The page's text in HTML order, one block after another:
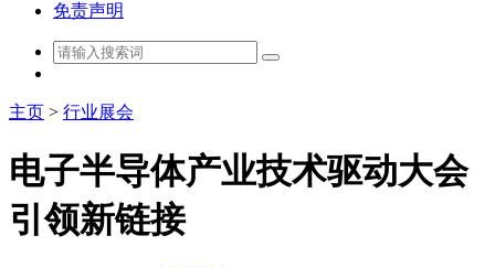
免责声明
主页 > 行业展会
电子半导体产业技术驱动大会
引领新链接